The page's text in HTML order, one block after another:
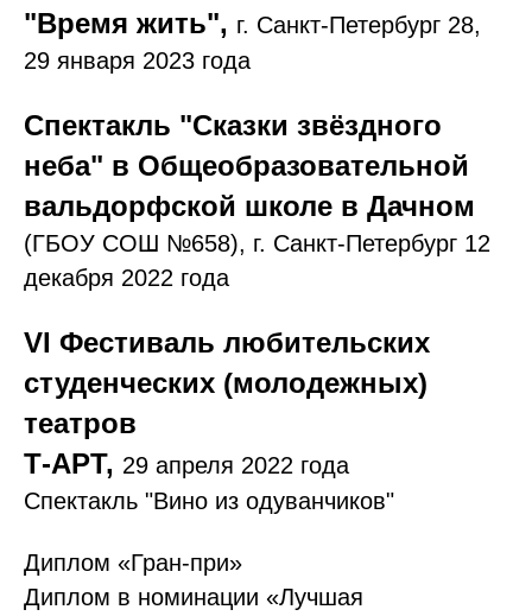
"Время жить", г. Санкт-Петербург 28,
29 января 2023 года
Спектакль "Сказки звёздного
неба" в Общеобразовательной
вальдорфской школе в Дачном
(ГБОУ СОШ №658), г. Санкт-Петербург 12
декабря 2022 года
VI Фестиваль любительских
студенческих (молодежных)
театров
Т-АРТ, 29 апреля 2022 года
Спектакль "Вино из одуванчиков"
Диплом «Гран-при»
Диплом в номинации «Лучшая